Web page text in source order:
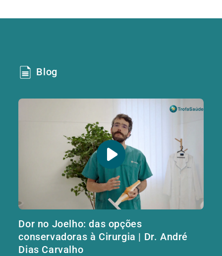
Blog
Dor no Joelho: das opções
conservadoras à Cirurgia | Dr. André
Dias Carvalho